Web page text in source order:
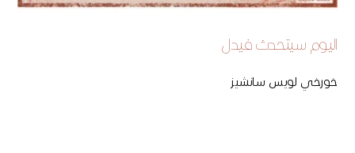
اليوم سيتحدث فيدل
خورخي لويس سانشيز